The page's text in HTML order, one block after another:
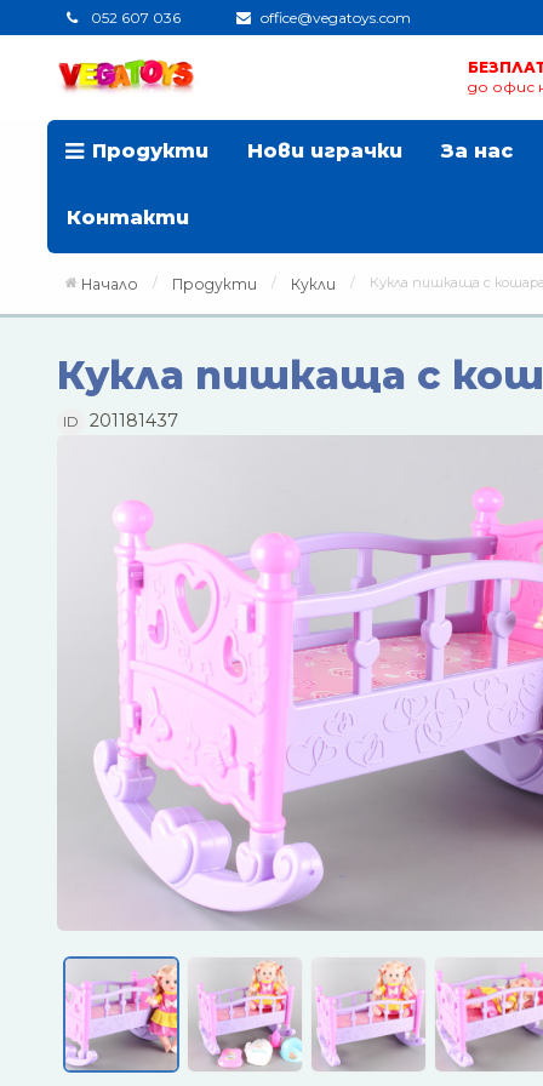
052 607 036 office@vegatoys.com
до офис
Продукти Нови играчки За нас
Контакти
Начало Продукти Кукли Кукла пишкаща с
Кукла пишкаща с
ID 201181437